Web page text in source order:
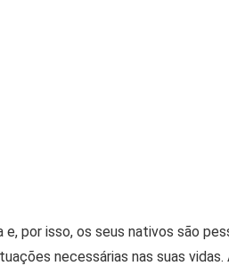
por isso, os seus nativos são
necessárias nas suas